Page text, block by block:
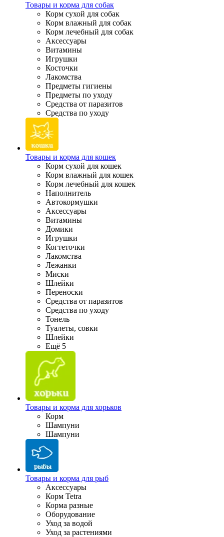
Товары и корма для собак
Корм сухой для собак
Корм влажный для собак
Корм лечебный для собак
Аксессуары
Витамины
Игрушки
Косточки
Лакомства
Предметы гигиены
Предметы по уходу
Средства от паразитов
Средства по уходу
Товары и корма для кошек
Корм сухой для кошек
Корм влажный для кошек
Корм лечебный для кошек
Наполнитель
Автокормушки
Аксессуары
Витамины
Домики
Игрушки
Когтеточки
Лакомства
Лежанки
Миски
Шлейки
Переноски
Средства от паразитов
Средства по уходу
Тонель
Туалеты, совки
Шлейки
Ещё 5
Товары и корма для хорьков
Корм
Шампуни
Шампуни
Товары и корма для рыб
Аксессуары
Корм Tetra
Корма разные
Оборудование
Уход за водой
Уход за растениями